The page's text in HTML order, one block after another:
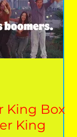
King Box
King